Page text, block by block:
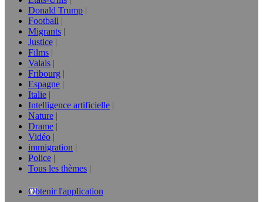
Donald Trump
Football
Migrants
Justice
Films
Valais
Fribourg
Espagne
Italie
Intelligence artificielle
Nature
Drame
Vidéo
immigration
Police
Tous les thèmes
Obtenir l'application